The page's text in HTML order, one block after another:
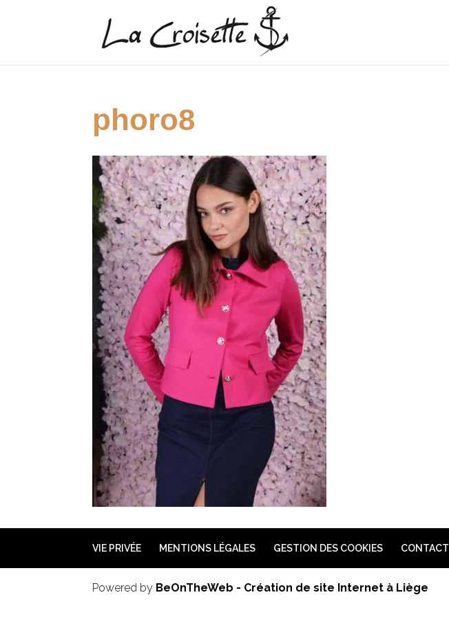
phoro8
VIE PRIVÉE MENTIONS LÉGALES GESTION DES COOKIES CONTACT
Powered by BeOnTheWeb - Création de site Internet à Liège